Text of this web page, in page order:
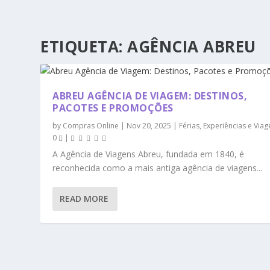
ETIQUETA:AGÊNCIA ABREU
ABREU AGÊNCIA DE VIAGEM: DESTINOS,
PACOTES E PROMOÇÕES
by Compras Online | Nov 20, 2025 | Férias, Experiências e
0
|
A Agência de Viagens Abreu, fundada em 1840, é
reconhecida como a mais antiga agência de viagens...
READ MORE